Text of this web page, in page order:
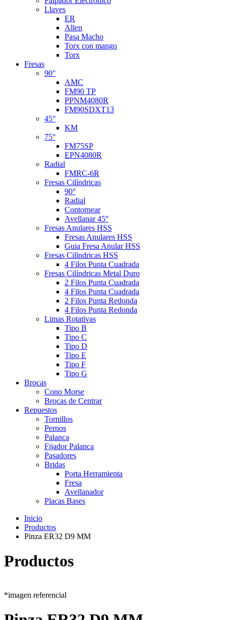
Llaves
ER
Allen
Pasa Macho
Torx con mango
Torx
Fresas
90°
AMC
FM90 TP
PPNM4080R
FM90SDXT13
45°
KM
75°
FM75SP
EPN4080R
Radial
FMRC-6R
Fresas Cilíndricas
90°
Radial
Contornear
Avellanar 45°
Fresas Anulares HSS
Fresas Anulares HSS
Guia Fresa Anular HSS
Fresas Cilíndricas HSS
4 Filos Punta Cuadrada
Fresas Cilíndricas Metal Duro
2 Filos Punta Cuadrada
4 Filos Punta Cuadrada
2 Filos Punta Redonda
4 Filos Punta Redonda
Limas Rotativas
Tipo B
Tipo C
Tipo D
Tipo E
Tipo F
Tipo G
Brocas
Cono Morse
Brocas de Centrar
Repuestos
Tornillos
Pernos
Palanca
Fijador Palanca
Pasadores
Bridas
Porta Herramienta
Fresa
Avellanador
Placas Bases
Inicio
Productos
Pinza ER32 D9 MM
Productos
*imagen referencial